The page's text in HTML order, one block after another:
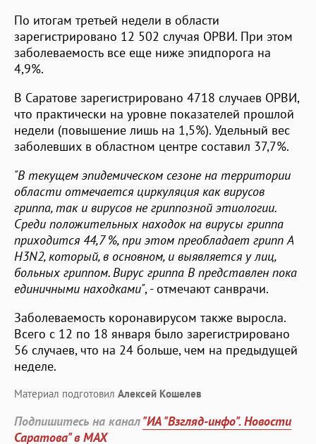
По итогам третьей недели в области
зарегистрировано 12 502 случая ОРВИ. При этом
заболеваемость все еще ниже эпидпорога на
4,9%.
В Саратове зарегистрировано 4718 случаев ОРВИ,
что практически на уровне показателей прошлой
недели (повышение лишь на 1,5%). Удельный вес
заболевших в областном центре составил 37,7%.
"В текущем эпидемическом сезоне на территории
области отмечается циркуляция как вирусов
гриппа, так и вирусов не гриппозной этиологии.
Среди положительных находок на вирусы гриппа
приходится 44,7 %, при этом преобладает грипп А
H3N2, который, в основном, и выявляется у лиц,
больных гриппом. Вирус гриппа В представлен пока
единичными находками", - отмечают санврачи.
Заболеваемость коронавирусом также выросла.
Всего с 12 по 18 января было зарегистрировано
56 случаев, что на 24 больше, чем на предыдущей
неделе.
Материал подготовил Алексей Кошелев
Подпишитесь на канал"ИА "Взгляд-инфо". Новости
Саратова" в MAX